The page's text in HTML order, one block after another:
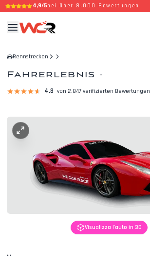
4,9/5bei über 8.000 Bewertungen
Rennstrecken
Fahrerlebnis -
4.8 von 2.847 verifizierten Bewertungen
Visualizza l'auto in 3D
...